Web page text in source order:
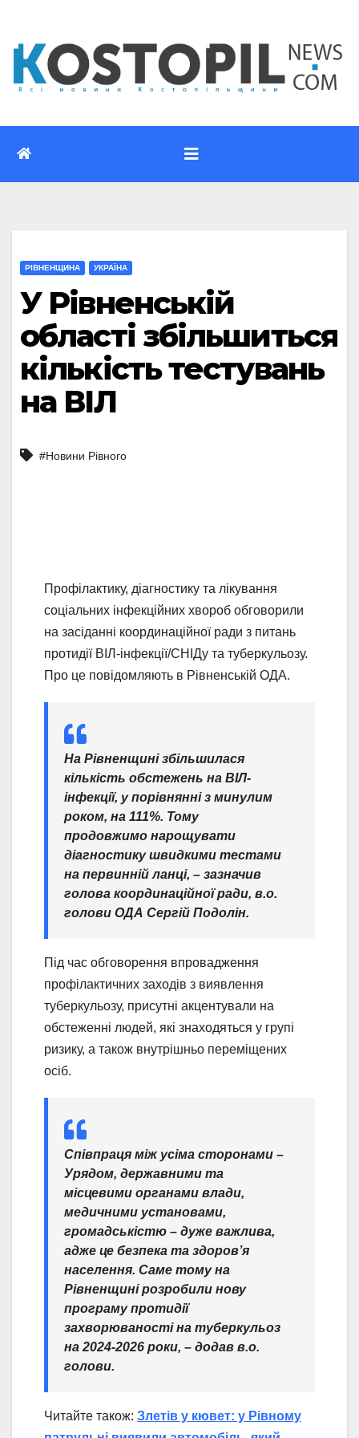
вмісту
РІВНЕНЩИНА УКРАЇНА
У Рівненській
області збільшиться
кількість тестувань
на ВІЛ
#Новини Рівного
Профілактику, діагностику та лікування
соціальних інфекційних хвороб обговорили
на засіданні координаційної ради з питань
протидії ВІЛ-інфекції/СНІДу та туберкульозу.
Про це повідомляють в Рівненській ОДА.
На Рівненщині збільшилася
кількість обстежень на ВІЛ-
інфекції, у порівнянні з минулим
роком, на 111%. Тому
продовжимо нарощувати
діагностику швидкими тестами
на первинній ланці, – зазначив
голова координаційної ради, в.о.
голови ОДА Сергій Подолін.
Під час обговорення впровадження
профілактичних заходів з виявлення
туберкульозу, присутні акцентували на
обстеженні людей, які знаходяться у групі
ризику, а також внутрішньо переміщених
осіб.
Співпраця між усіма сторонами –
Урядом, державними та
місцевими органами влади,
медичними установами,
громадськістю – дуже важлива,
адже це безпека та здоров’я
населення. Саме тому на
Рівненщині розробили нову
програму протидії
захворюваності на туберкульоз
на 2024-2026 роки, – додав в.о.
голови.
Читайте також: Злетів у кювет: у Рівному